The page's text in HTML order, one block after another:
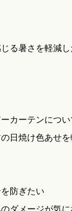
る暑さを軽減
カーテンにつ
日焼け色あせ
防ぎたい